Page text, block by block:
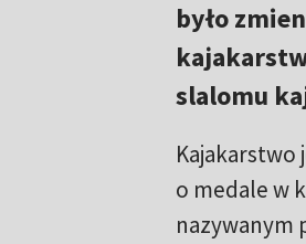
było
slalomu
Kajakarstwo
o medale w
nazywanym